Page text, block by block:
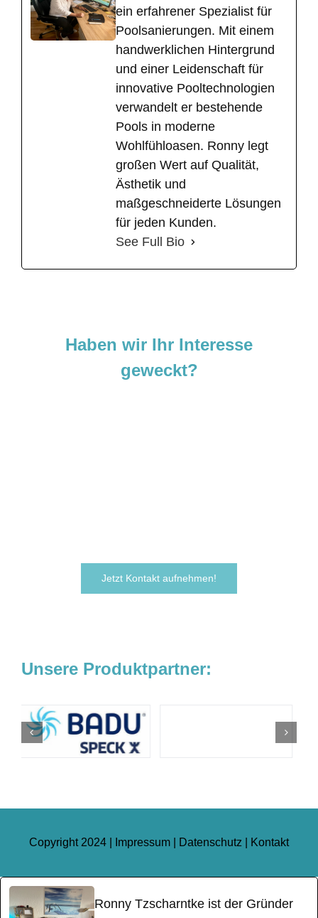
ein erfahrener Spezialist für
Poolsanierungen. Mit einem
handwerklichen Hintergrund
und einer Leidenschaft für
innovative Pooltechnologien
verwandelt er bestehende
Pools in moderne
Wohlfühloasen. Ronny legt
großen Wert auf Qualität,
Ästhetik und
maßgeschneiderte Lösungen
für jeden Kunden.
See Full Bio
Haben wir Ihr Interesse
geweckt?
Jetzt Kontakt aufnehmen!
Unsere Produktpartner:
Copyright 2024 | Impressum Datenschutz Kontakt
Ronny Tzscharntke ist der Gründer